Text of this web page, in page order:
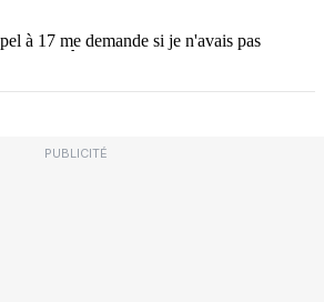
PUBLICITÉ